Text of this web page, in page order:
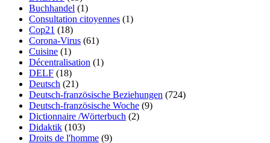
Buchhandel (1)
Consultation citoyennes (1)
Cop21 (18)
Corona-Virus (61)
Cuisine (1)
Décentralisation (1)
DELF (18)
Deutsch (21)
Deutsch-französische Beziehungen (724)
Deutsch-französische Woche (9)
Dictionnaire /Wörterbuch (2)
Didaktik (103)
Droits de l'homme (9)